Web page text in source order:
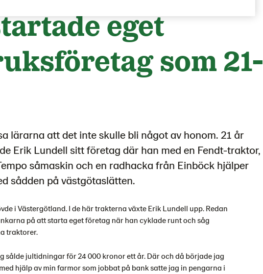
eget
som 21-
lärarna att det inte skulle bli något av honom. 21 år
Erik Lundell sitt företag där han med en Fendt-traktor,
såmaskin och en radhacka från Einböck hjälper
sådden på västgötaslätten.
i Västergötland. I de här trakterna växte Erik Lundell upp. Redan
på att starta eget företag när han cyklade runt och såg
traktorer.
sålde jultidningar för 24 000 kronor ett år. Där och då började jag
hjälp av min farmor som jobbat på bank satte jag in pengarna i